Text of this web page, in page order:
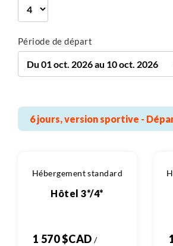
Période de départ
6 jours, version sportive -
Hébergement standard
Hôtel 3*/4*
1 570 $CAD